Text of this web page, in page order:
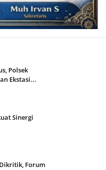
Polsek
Ekstasi...
Sinergi
Forum